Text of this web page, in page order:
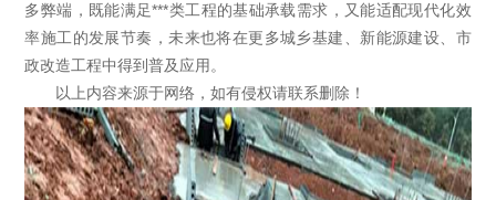
多弊端，既能满足***类工程的基础承载需求，又能适配现代化效
率施工的发展节奏，未来也将在更多城乡基建、新能源建设、市
政改造工程中得到普及应用。
以上内容来源于网络，如有侵权请联系删除！